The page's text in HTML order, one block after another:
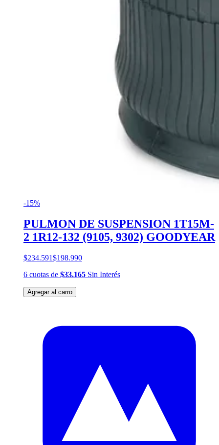
-15%
PULMON DE SUSPENSION 1T15M-
2 1R12-132 (9105, 9302) GOODYEAR
$234.591$198.990
6 cuotas de $33.165 Sin Interés
Agregar al carro